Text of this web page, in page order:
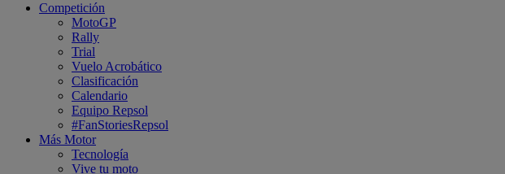
Competición
MotoGP
Rally
Trial
Vuelo Acrobático
Clasificación
Calendario
Equipo Repsol
#FanStoriesRepsol
Más Motor
Tecnología
Vive tu moto